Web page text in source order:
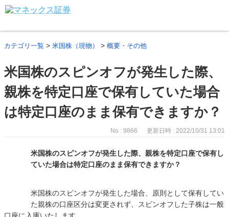
カテゴリ一覧 > 米国株（現物） > 概要・その他
米国株のスピンオフが発生した際、
親株を特定口座で保有していた場合
は特定口座のまま保有できますか？
No : 9866 更新日時 : 2022/10/31 13:01
米国株のスピンオフが発生した際、親株を特定口座で保有し
ていた場合は特定口座のまま保有できますか？
米国株のスピンオフが発生した場合、原則として保有してい
た親株の口座区分は変更されず、スピンオフした子株は一般